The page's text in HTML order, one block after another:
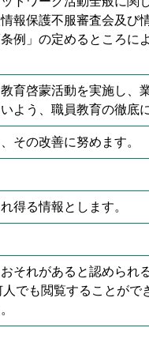
報保護不服審査会及び
例」の定めるところに
育啓蒙活動を実施し、
よう、職員教育の徹底
その改善に努めます。
得る情報とします。
それがあると認められ
でも閲覧することがで